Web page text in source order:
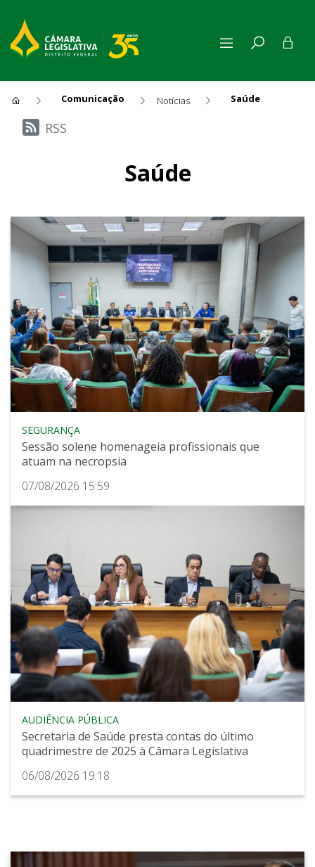
Comunicação Notícias Saúde
Últimas Notícias
RSS
Saúde
SEGURANÇA
Sessão solene homenageia profissionais que
atuam na necropsia
07/08/2026 15:59
AUDIÊNCIA PÚBLICA
Secretaria de Saúde presta contas do último
quadrimestre de 2025 à Câmara Legislativa
06/08/2026 19:18